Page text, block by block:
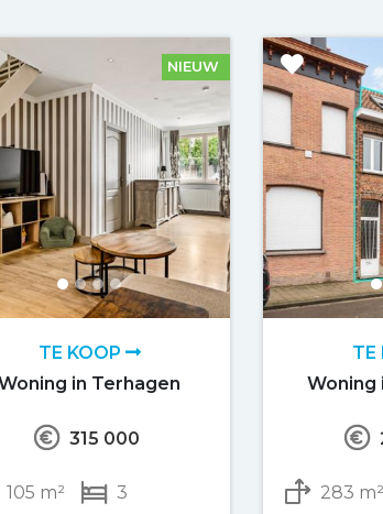
NIEUW
TE KOOP
in Terhagen
315 000
105 m² 3
TE
Woning
283 m²